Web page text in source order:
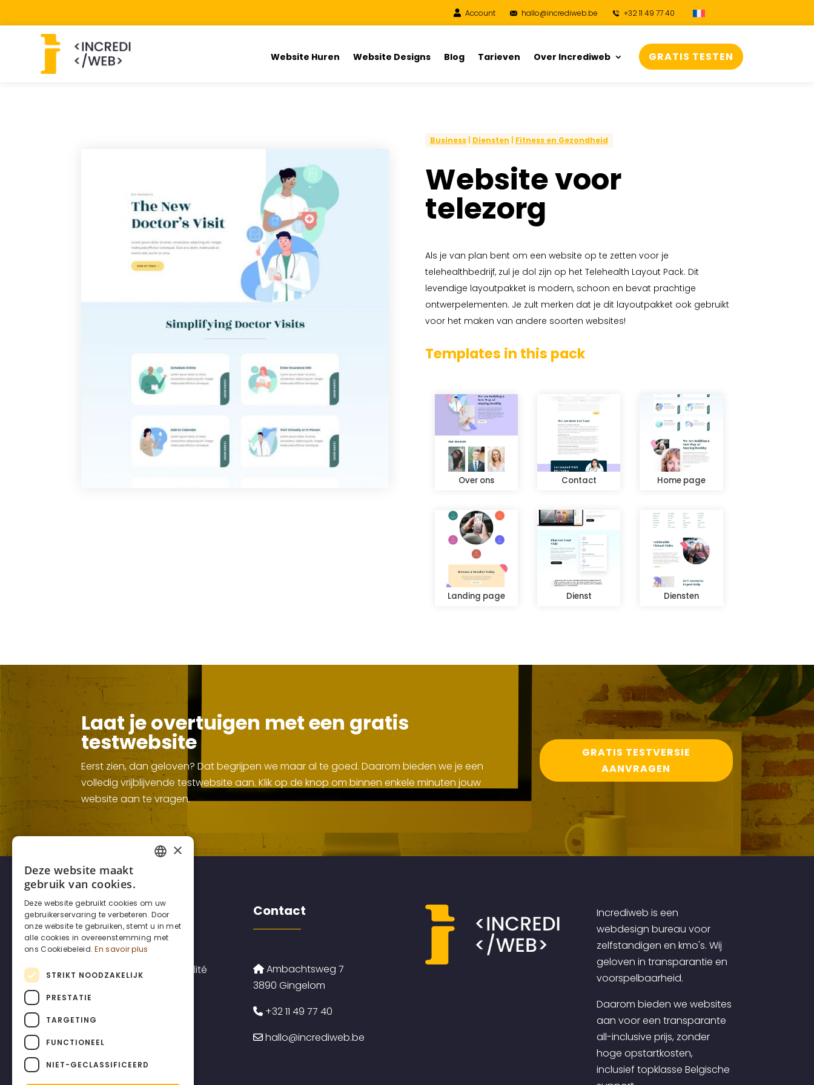
Account hallo@incrediweb.be +32 11 49 77 40
Website Huren Website Designs Blog Tarieven Over Incrediweb GRATIS TESTEN
Business| Diensten Fitness en Gezondheid
Website voor
telezorg
Als je van plan bent om een website op te zetten voor je
telehealthbedrijf, zul je dol zijn op het Telehealth Layout Pack. Dit
levendige layoutpakket is modern, schoon en bevat prachtige
ontwerpelementen. Je zult merken dat je dit layoutpakket ook gebruikt
voor het maken van andere soorten websites!
Templates in this pack
Over ons Contact Home page
Landing page Dienst Diensten
Laat je overtuigen met een gratis
testwebsite
Eerst zien, dan geloven? Dat begrijpen we maar al te goed. Daarom bieden we je een
volledig vrijblijvende testwebsite aan. Klik op de knop om binnen enkele minuten jouw
website aan te vragen.
GRATIS TESTVERSIE
AANVRAGEN
Disclaimers
Politique de confidentialité
Politique en matière de
Conditions générales
Contact
Ambachtsweg 7
3890 Gingelom
+32 11 49 77 40
hallo@incrediweb.be
Incrediweb is een
webdesign bureau voor
zelfstandigen en kmo's. Wij
geloven in transparantie en
voorspelbaarheid.
Daarom bieden we websites
aan voor een transparante
all-inclusive prijs, zonder
hoge opstartkosten,
inclusief topklasse Belgische
DUTCH
ENGLISH
×
Deze website maakt
gebruik van cookies.
Deze website gebruikt cookies om uw
gebruikerservaring te verbeteren. Door
onze website te gebruiken, stemt u in met
alle cookies in overeenstemming met
ons Cookiebeleid. En savoir plus
STRIKT NOODZAKELIJK
PRESTATIE
TARGETING
FUNCTIONEEL
NIET-GECLASSIFICEERD